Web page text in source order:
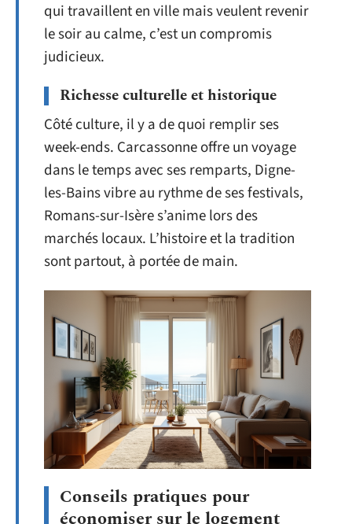
qui travaillent en ville mais veulent revenir
le soir au calme, c’est un compromis
judicieux.
Richesse culturelle et historique
Côté culture, il y a de quoi remplir ses
week-ends. Carcassonne offre un voyage
dans le temps avec ses remparts, Digne-
les-Bains vibre au rythme de ses festivals,
Romans-sur-Isère s’anime lors des
marchés locaux. L’histoire et la tradition
sont partout, à portée de main.
Conseils pratiques pour